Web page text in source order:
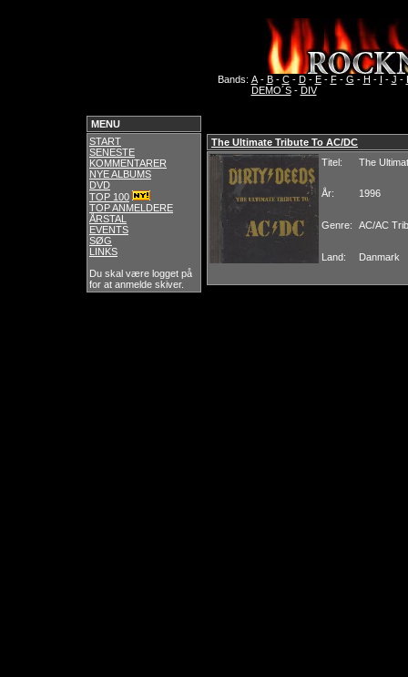
Bands: A- B- C- D- E- F- G - H - I - J -
DEMO´S- DIV
MENU
START
SENESTE
KOMMENTARER
NYE ALBUMS
DVD
TOP 100
TOP ANMELDERE
ÅRSTAL
EVENTS
SØG
LINKS
Du skal være logget på
for at anmelde skiver.
The Ultimate Tribute To AC/DC
Titel:
The
År: 1996
Genre: AC/AC
Land: Danmark